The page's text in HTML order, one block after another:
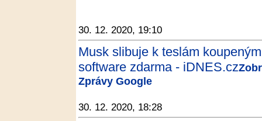
30. 12. 2020, 19:10
Musk slibuje k teslám
software zdarma - iDNES.cz
Zprávy Google
30. 12. 2020, 18:28